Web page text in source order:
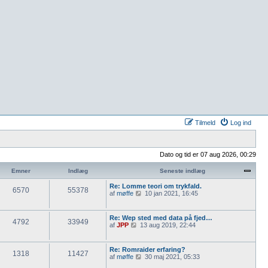
Log ind
Tilmeld
Dato og tid er 07 aug 2026, 00:29
Emner Indlæg Seneste indlæg
6570 55378
Re: Lomme teori om trykfald.
af møffe
V
e
t
e
n
e
10 jan 2021, 16:45
4792 33949
Re: Wep sted med data på fjed…
af JPP
V
e
t
13 aug 2019, 22:44
1318 11427
Re: Romraider erfaring?
af møffe
V30 maj 2021, 05:33